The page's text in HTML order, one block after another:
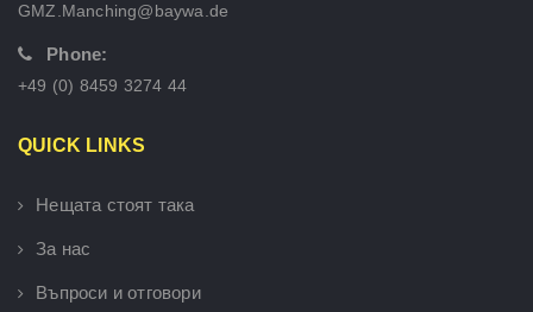
GMZ.Manching@baywa.de
Phone:
+49 (0) 8459 3274 44
QUICK LINKS
Нещата стоят така
За нас
Въпроси и отговори